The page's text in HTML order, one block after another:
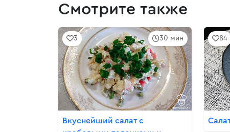
Смотрите также
30 мин
3
Вкуснейший салат с
84